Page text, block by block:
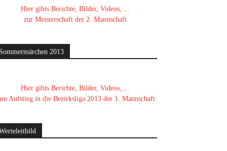
Hier gibts Berichte, Bilder, Videos, ...
zur Meisterschaft der 2. Mannschaft
2013
Hier gibts Berichte, Bilder, Videos, ...
Aufstieg in die Bezirksliga 2013 der 1. Mannschaft